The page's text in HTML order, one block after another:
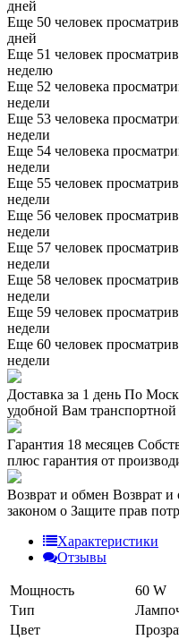
дней
Еще 50 человек
дней
Еще 51 человек
неделю
Еще 52 человека
недели
Еще 53 человека
недели
Еще 54 человека
недели
Еще 55 человек
недели
Еще 56 человек
недели
Еще 57 человек
недели
Еще 58 человек
недели
Еще 59 человек
недели
Еще 60 человек
недели
Доставка за 1 день По
удобной Вам
Гарантия 18 месяцев
плюс гарантия от
Возврат и обмен Возврат и
законом о Защите прав
Характеристики
Отзывы
Мощность
60 W
Тип
Цвет